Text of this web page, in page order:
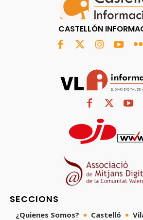
CASTELLÓN
SECCIONS
¿Quienes Somos? Castelló